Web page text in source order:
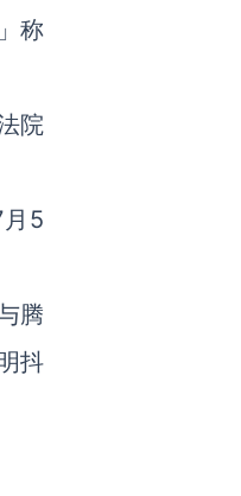
称
院
5
腾
抖